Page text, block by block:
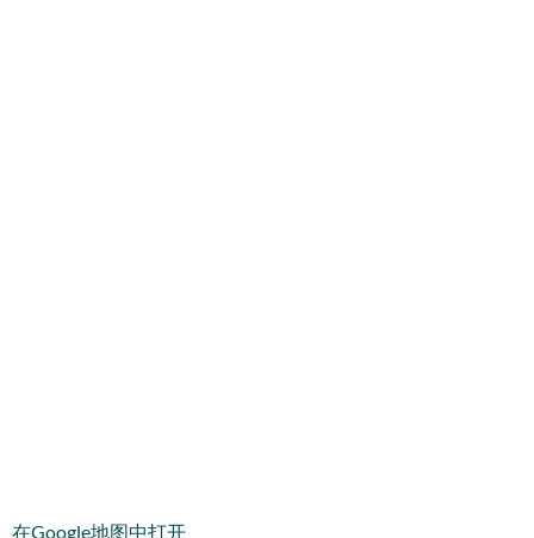
在Google地图中打开